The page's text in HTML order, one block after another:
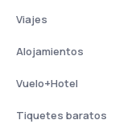
Viajes
Alojamientos
Vuelo+Hotel
Tiquetes baratos